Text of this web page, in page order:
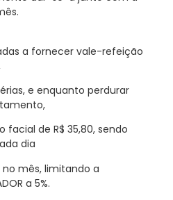
a fornecer vale-refeição
e enquanto perdurar
de R$ 35,80, sendo
dia
mês, limitando a
a 5%.